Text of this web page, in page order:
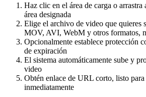
Haz clic en el área de carga o
área designada
Elige el archivo de video que quieres
MOV, AVI, WebM y otros formatos,
Opcionalmente establece protección
de expiración
El sistema automáticamente sube y
video
Obtén enlace de URL corto, listo
inmediatamente